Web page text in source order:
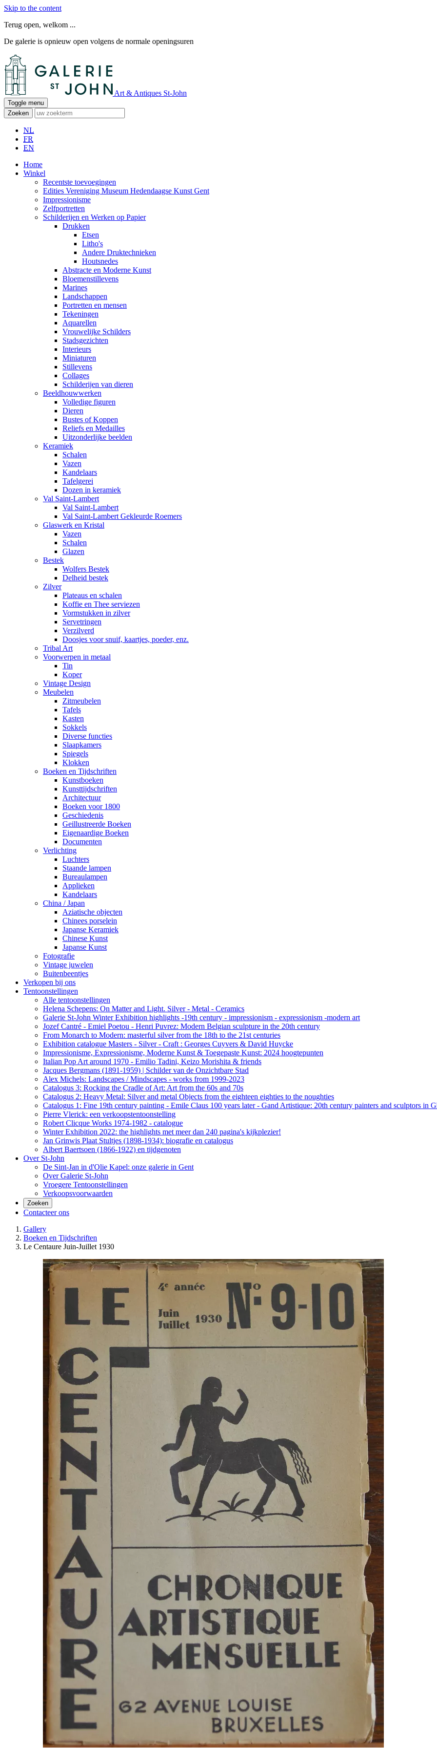
Skip to the content
Terug open, welkom ...
De galerie is opnieuw open volgens de normale openingsuren
Art & Antiques St-John
Toggle menu
Zoeken
NL
FR
EN
Home
Winkel
Recentste toevoegingen
Edities Vereniging Museum Hedendaagse Kunst Gent
Impressionisme
Zelfportretten
Schilderijen en Werken op Papier
Drukken
Etsen
Litho's
Andere Druktechnieken
Houtsnedes
Abstracte en Moderne Kunst
Bloemenstillevens
Marines
Landschappen
Portretten en mensen
Tekeningen
Aquarellen
Vrouwelijke Schilders
Stadsgezichten
Interieurs
Miniaturen
Stillevens
Collages
Schilderijen van dieren
Beeldhouwwerken
Volledige figuren
Dieren
Bustes of Koppen
Reliefs en Medailles
Uitzonderlijke beelden
Keramiek
Schalen
Vazen
Kandelaars
Tafelgerei
Dozen in keramiek
Val Saint-Lambert
Val Saint-Lambert
Val Saint-Lambert Gekleurde Roemers
Glaswerk en Kristal
Vazen
Schalen
Glazen
Bestek
Wolfers Bestek
Delheid bestek
Zilver
Plateaus en schalen
Koffie en Thee serviezen
Vormstukken in zilver
Servetringen
Verzilverd
Doosjes voor snuif, kaartjes, poeder, enz.
Tribal Art
Voorwerpen in metaal
Tin
Koper
Vintage Design
Meubelen
Zitmeubelen
Tafels
Kasten
Sokkels
Diverse functies
Slaapkamers
Spiegels
Klokken
Boeken en Tijdschriften
Kunstboeken
Kunsttijdschriften
Architectuur
Boeken voor 1800
Geschiedenis
Geillustreerde Boeken
Eigenaardige Boeken
Documenten
Verlichting
Luchters
Staande lampen
Bureaulampen
Applieken
Kandelaars
China / Japan
Aziatische objecten
Chinees porselein
Japanse Keramiek
Chinese Kunst
Japanse Kunst
Fotografie
Vintage juwelen
Buitenbeentjes
Verkopen bij ons
Tentoonstellingen
Alle tentoonstellingen
Helena Schepens: On Matter and Light. Silver - Metal - Ceramics
Galerie St-John Winter Exhibition highlights -19th century - impressionism - expressionism -modern art
Jozef Cantré - Emiel Poetou - Henri Puvrez: Modern Belgian sculpture in the 20th century
From Monarch to Modern: masterful silver from the 18th to the 21st centuries
Exhibition catalogue Masters - Silver - Craft : Georges Cuyvers & David Huycke
Impressionisme, Expressionisme, Moderne Kunst & Toegepaste Kunst: 2024 hoogtepunten
Italian Pop Art around 1970 - Emilio Tadini, Keizo Morishita & friends
Jacques Bergmans (1891-1959) | Schilder van de Onzichtbare Stad
Alex Michels: Landscapes / Mindscapes - works from 1999-2023
Catalogus 3: Rocking the Cradle of Art: Art from the 60s and 70s
Catalogus 2: Heavy Metal: Silver and metal Objects from the eighteen eighties to the noughties
Catalogus 1: Fine 19th century painting - Emile Claus 100 years later - Gand Artistique: 20th century painters and sculptors in
Pierre Vlerick: een verkoopstentoonstelling
Robert Clicque Works 1974-1982 - catalogue
Winter Exhibition 2022: the highlights met meer dan 240 pagina's kijkplezier!
Jan Grinwis Plaat Stultjes (1898-1934): biografie en catalogus
Albert Baertsoen (1866-1922) en tijdgenoten
Over St-John
De Sint-Jan in d'Olie Kapel: onze galerie in Gent
Over Galerie St-John
Vroegere Tentoonstellingen
Verkoopsvoorwaarden
Zoeken
Contacteer ons
Gallery
Boeken en Tijdschriften
Le Centaure Juin-Juillet 1930